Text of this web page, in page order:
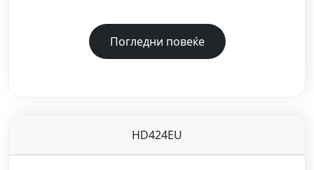
Погледни повеќе
HD424EU